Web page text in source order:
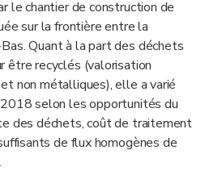
le chantier de construction de
sur la frontière entre la
Quant à la part des déchets
être recyclés (valorisation
non métalliques), elle a varié
selon les opportunités du
des déchets, coût de traitement
de flux homogènes de